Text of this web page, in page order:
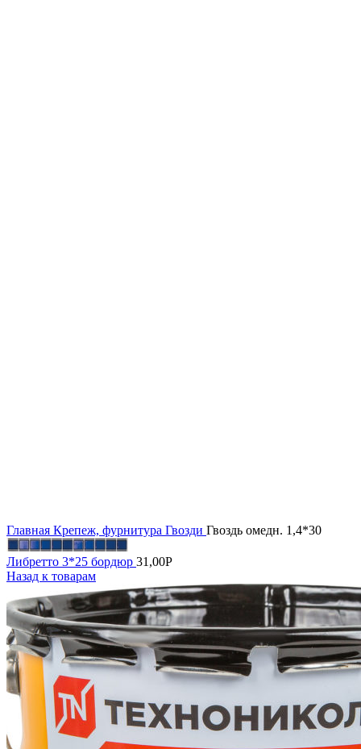
Главная Крепеж, фурнитура Гвозди Гвоздь омедн. 1,4*30
Либретто 3*25 бордюр 31,00Р
Назад к товарам